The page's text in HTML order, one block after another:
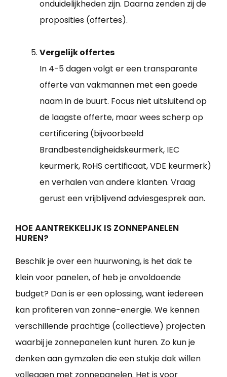
onduidelijkheden zijn. Daarna zenden zij de
proposities (offertes).
Vergelijk offertes
In 4-5 dagen volgt er een transparante
offerte van vakmannen met een goede
naam in de buurt. Focus niet uitsluitend op
de laagste offerte, maar wees scherp op
certificering (bijvoorbeeld
Brandbestendigheidskeurmerk, IEC
keurmerk, RoHS certificaat, VDE keurmerk)
en verhalen van andere klanten. Vraag
gerust een vrijblijvend adviesgesprek aan.
HOE AANTREKKELIJK IS ZONNEPANELEN
HUREN?
Beschik je over een huurwoning, is het dak te
klein voor panelen, of heb je onvoldoende
budget? Dan is er een oplossing, want iedereen
kan profiteren van zonne-energie. We kennen
verschillende prachtige (collectieve) projecten
waarbij je zonnepanelen kunt huren. Zo kun je
denken aan gymzalen die een stukje dak willen